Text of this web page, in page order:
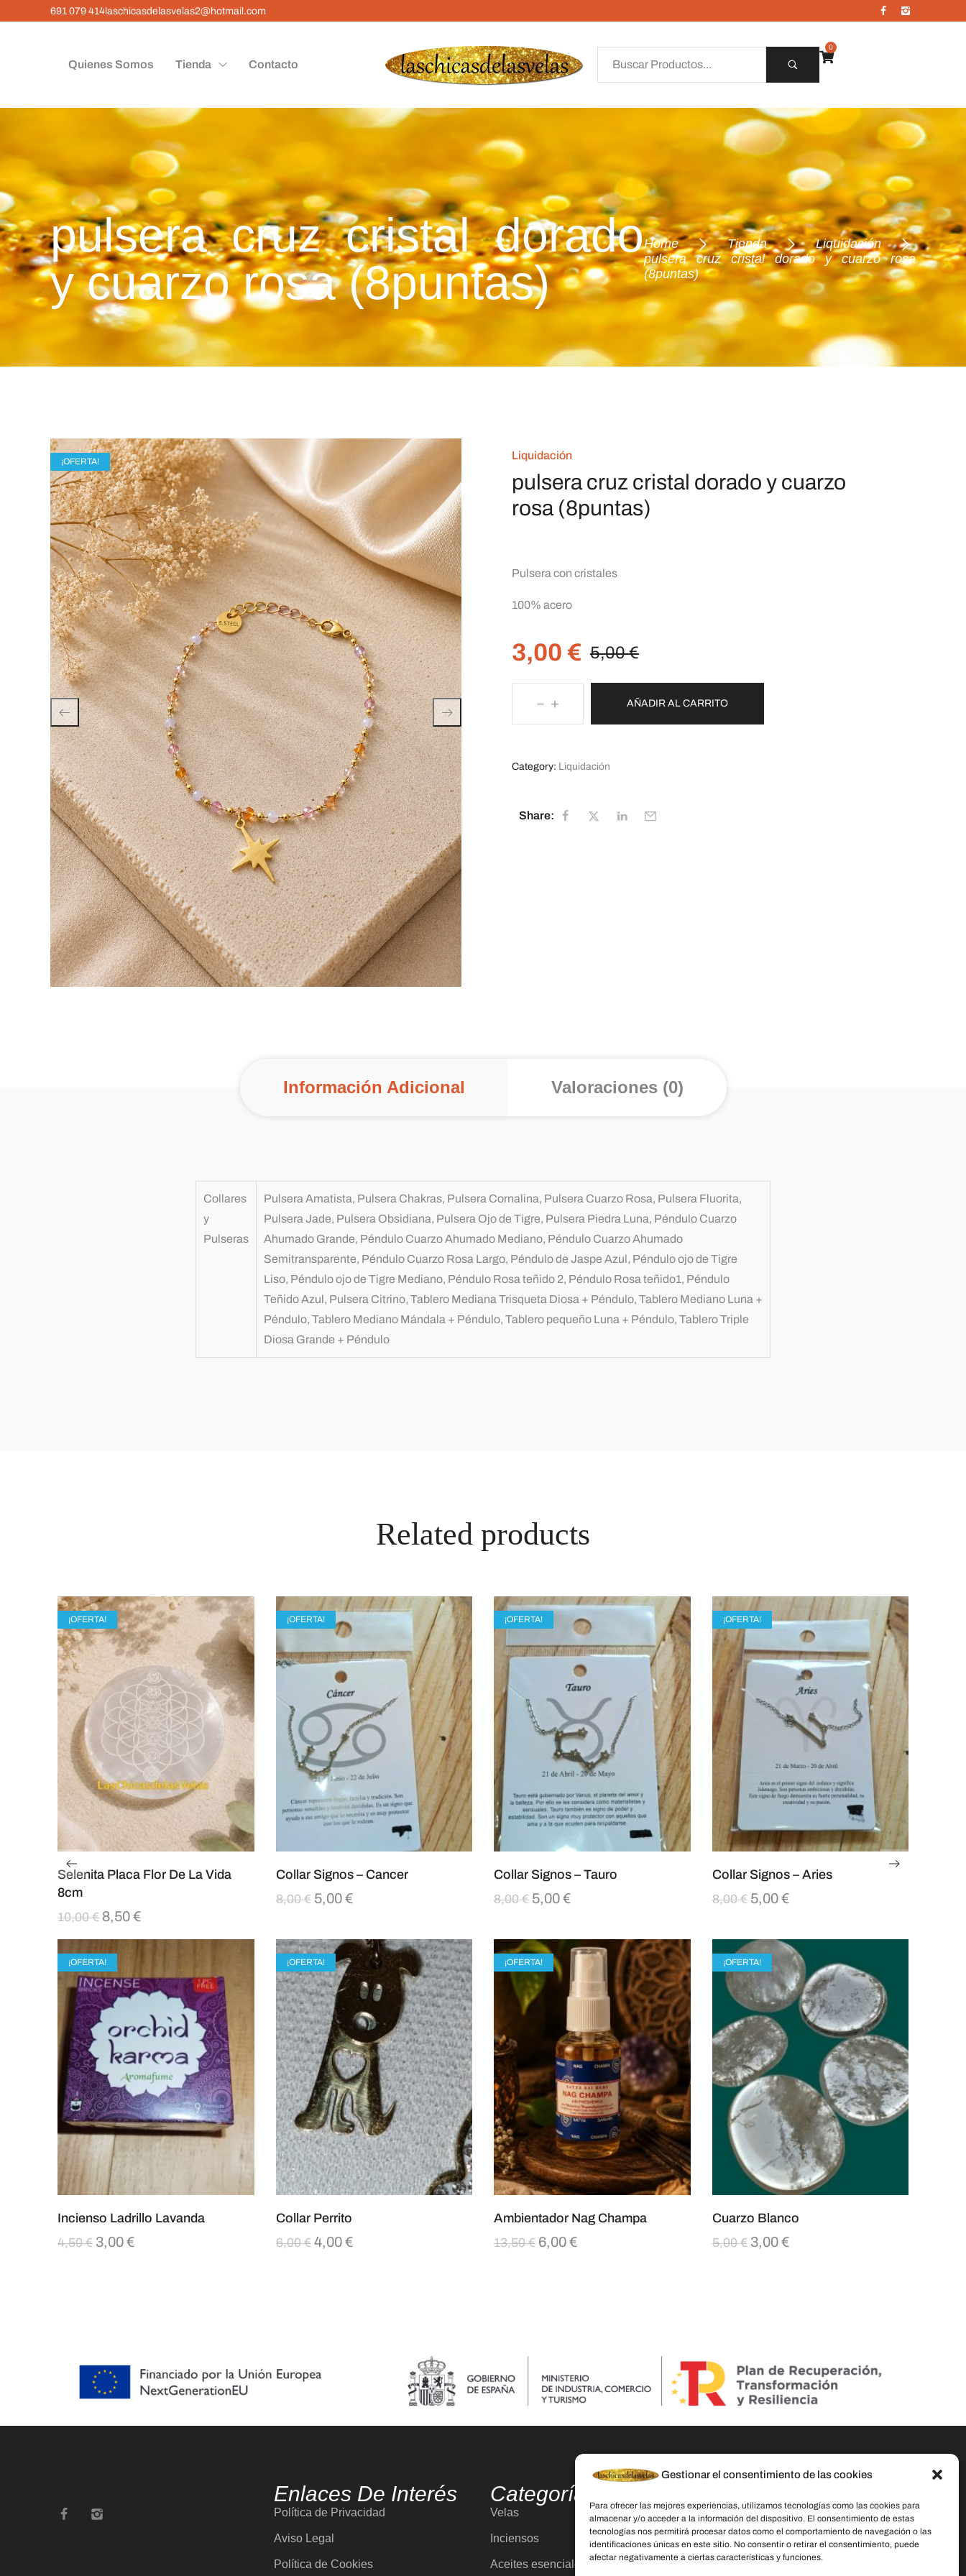
Gestionar el consentimiento de las cookies
Para ofrecer las mejores experiencias, utilizamos tecnologías como las cookies para
almacenar y/o acceder a la información del dispositivo. El consentimiento de estas
tecnologías nos permitirá procesar datos como el comportamiento de navegación o las
identificaciones únicas en este sitio. No consentir o retirar el consentimiento, puede
afectar negativamente a ciertas características y funciones.
691 079 414laschicasdelasvelas2@hotmail.com
Quienes Somos Tienda Contacto
0
pulsera cruz cristal dorado
y cuarzo rosa (8puntas)
Home Tienda
Liquidación
pulsera cruz cristal dorado y cuarzo rosa
(8puntas)
¡OFERTA! Liquidación
pulsera cruz cristal dorado y cuarzo
rosa (8puntas)
Pulsera con cristales
100% acero
5,00€
3,00 €
AÑADIR AL CARRITO
Category: Liquidación
Share:
Información Adicional Valoraciones (0)
Collares
y
Pulseras
Pulsera Amatista, Pulsera Chakras, Pulsera Cornalina, Pulsera Cuarzo Rosa, Pulsera Fluorita,
Pulsera Jade, Pulsera Obsidiana, Pulsera Ojo de Tigre, Pulsera Piedra Luna, Péndulo Cuarzo
Ahumado Grande, Péndulo Cuarzo Ahumado Mediano, Péndulo Cuarzo Ahumado
Semitransparente, Péndulo Cuarzo Rosa Largo, Péndulo de Jaspe Azul, Péndulo ojo de Tigre
Liso, Péndulo ojo de Tigre Mediano, Péndulo Rosa teñido 2, Péndulo Rosa teñido1, Péndulo
Teñido Azul, Pulsera Citrino, Tablero Mediana Trisqueta Diosa + Péndulo, Tablero Mediano Luna +
Péndulo, Tablero Mediano Mándala + Péndulo, Tablero pequeño Luna + Péndulo, Tablero Triple
Diosa Grande + Péndulo
Related products
¡OFERTA!
Selenita Placa Flor De La Vida
8cm
10,00€ 8,50€
¡OFERTA!
Collar Signos – Cancer
8,00€ 5,00€
¡OFERTA!
Collar Signos – Tauro
8,00€ 5,00€
¡OFERTA!
Collar Signos – Aries
8,00€ 5,00€
¡OFERTA!
Incienso Ladrillo Lavanda
4,50€ 3,00€
¡OFERTA!
Collar Perrito
6,00€ 4,00€
¡OFERTA!
Ambientador Nag Champa
13,50€ 6,00€
¡OFERTA!
Cuarzo Blanco
5,00€ 3,00€
Enlaces De Interés
Política de Privacidad
Aviso Legal
Política de Cookies
Categorías
Velas
Inciensos
Aceites esenciales
Dirección:C/ Stella Maris, 20 50015
Zaragoza
Teléfono:691 079 414